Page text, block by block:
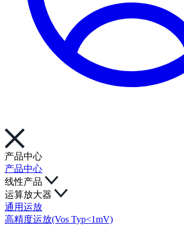
产品中心
产品中心
线性产品
运算放大器
通用运放
高精度运放(Vos Typ<1mV)